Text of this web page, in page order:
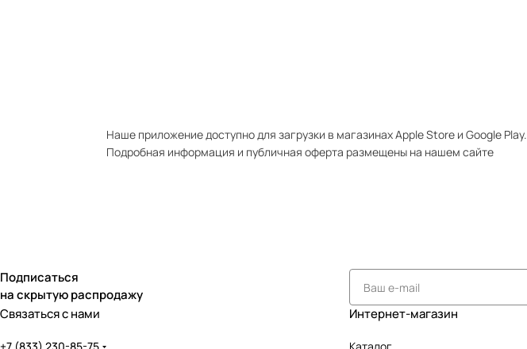
Наше приложение доступно для загрузки в магазинах Apple Store и Google Play.
Подробная информация и публичная оферта размещены на нашем сайте
Подписаться
на скрытую распродажу
Связаться с нами
Интернет-магазин